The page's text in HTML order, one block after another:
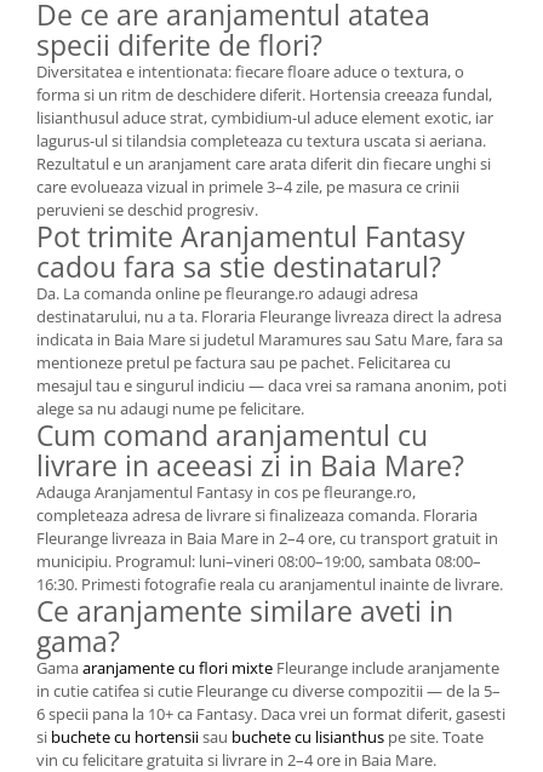
De ce are aranjamentul atatea
specii diferite de flori?
Diversitatea e intentionata: fiecare floare aduce o textura, o
forma si un ritm de deschidere diferit. Hortensia creeaza fundal,
lisianthusul aduce strat, cymbidium-ul aduce element exotic, iar
lagurus-ul si tilandsia completeaza cu textura uscata si aeriana.
Rezultatul e un aranjament care arata diferit din fiecare unghi si
care evolueaza vizual in primele 3–4 zile, pe masura ce crinii
peruvieni se deschid progresiv.
Pot trimite Aranjamentul Fantasy
cadou fara sa stie destinatarul?
Da. La comanda online pe fleurange.ro adaugi adresa
destinatarului, nu a ta. Floraria Fleurange livreaza direct la adresa
indicata in Baia Mare si judetul Maramures sau Satu Mare, fara sa
mentioneze pretul pe factura sau pe pachet. Felicitarea cu
mesajul tau e singurul indiciu — daca vrei sa ramana anonim, poti
alege sa nu adaugi nume pe felicitare.
Cum comand aranjamentul cu
livrare in aceeasi zi in Baia Mare?
Adauga Aranjamentul Fantasy in cos pe fleurange.ro,
completeaza adresa de livrare si finalizeaza comanda. Floraria
Fleurange livreaza in Baia Mare in 2–4 ore, cu transport gratuit in
municipiu. Programul: luni–vineri 08:00–19:00, sambata 08:00–
16:30. Primesti fotografie reala cu aranjamentul inainte de livrare.
Ce aranjamente similare aveti in
gama?
Gamaaranjamente cu flori mixte Fleurange include aranjamente
in cutie catifea si cutie Fleurange cu diverse compozitii — de la 5–
6 specii pana la 10+ ca Fantasy. Daca vrei un format diferit, gasesti
si buchete cu hortensiisau buchete cu lisianthus pe site. Toate
vin cu felicitare gratuita si livrare in 2–4 ore in Baia Mare.